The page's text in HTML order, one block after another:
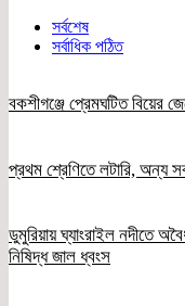
সর্বশেষ
সর্বাধিক পঠিত
বকশীগঞ্জে প্রেমঘটিত বিয়ের
প্রথম শ্রেণিতে লটারি, অন্য সব
ডুমুরিয়ায় ঘ্যাংরাইল নদীতে
নিষিদ্ধ জাল ধ্বংস